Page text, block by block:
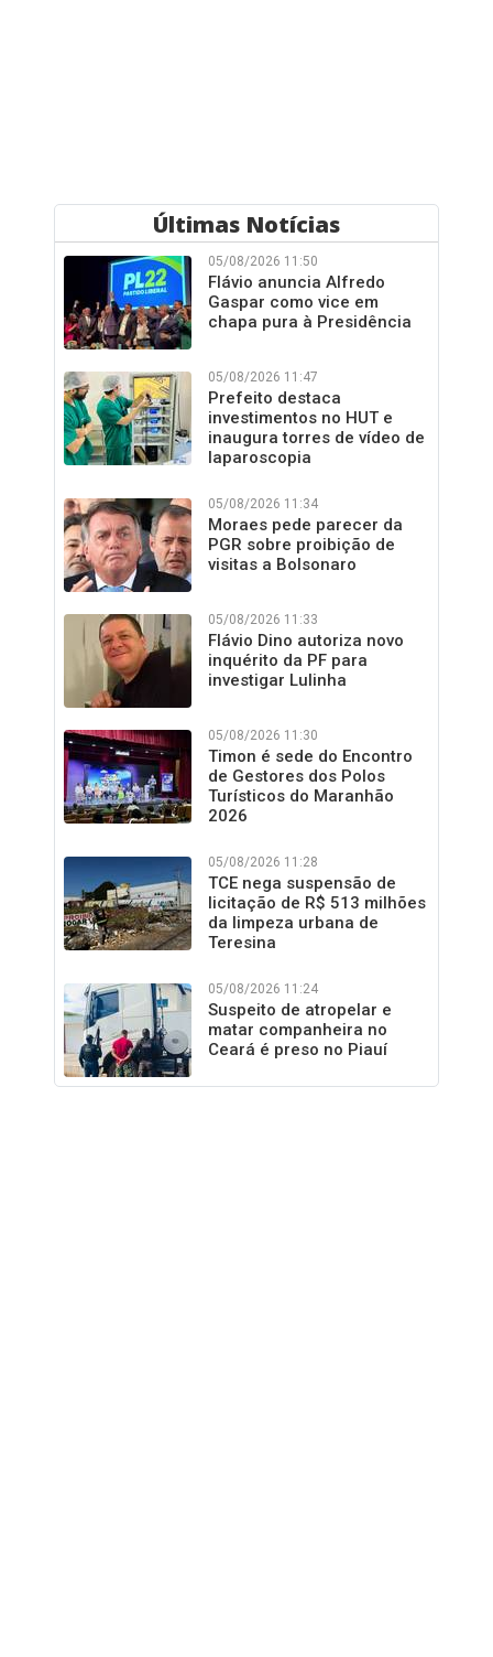
Últimas Notícias
05/08/2026 11:50
Flávio anuncia Alfredo
Gaspar como vice em
chapa pura à Presidência
05/08/2026 11:47
Prefeito destaca
investimentos no HUT e
inaugura torres de vídeo de
laparoscopia
05/08/2026 11:34
Moraes pede parecer da
PGR sobre proibição de
visitas a Bolsonaro
05/08/2026 11:33
Flávio Dino autoriza novo
inquérito da PF para
investigar Lulinha
05/08/2026 11:30
Timon é sede do Encontro
de Gestores dos Polos
Turísticos do Maranhão
2026
05/08/2026 11:28
TCE nega suspensão de
licitação de R$ 513 milhões
da limpeza urbana de
Teresina
05/08/2026 11:24
Suspeito de atropelar e
matar companheira no
Ceará é preso no Piauí